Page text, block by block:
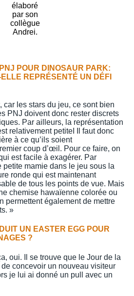
élaboré
par son
collègue
Andrei.
POUR DINOSAUR PARK:
REPRÉSENTÉ UN DÉFI
car les stars du jeu, ce sont bien
PNJ doivent donc rester discrets
Par ailleurs, la représentation
relativement petiteI Il faut donc
à ce qu’ils soient
coup d’œil. Pour ce faire, on
est facile à exagérer. Par
petite mamie dans le jeu sous la
ronde qui est maintenant
de tous les points de vue. Mais
chemise hawaïenne colorée ou
permettent également de mettre
»
UN EASTER EGG POUR
?
oui. Il se trouve que le Jour de la
de concevoir un nouveau visiteur
je lui ai donné un pull avec un